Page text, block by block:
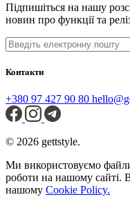
Підпишіться на нашу
новин про функції та
Контакти
+380 97 427 90 80
© 2026 gettstyle.
Ми використовуємо
роботи на нашому сайті.
нашому Cookie Policy.